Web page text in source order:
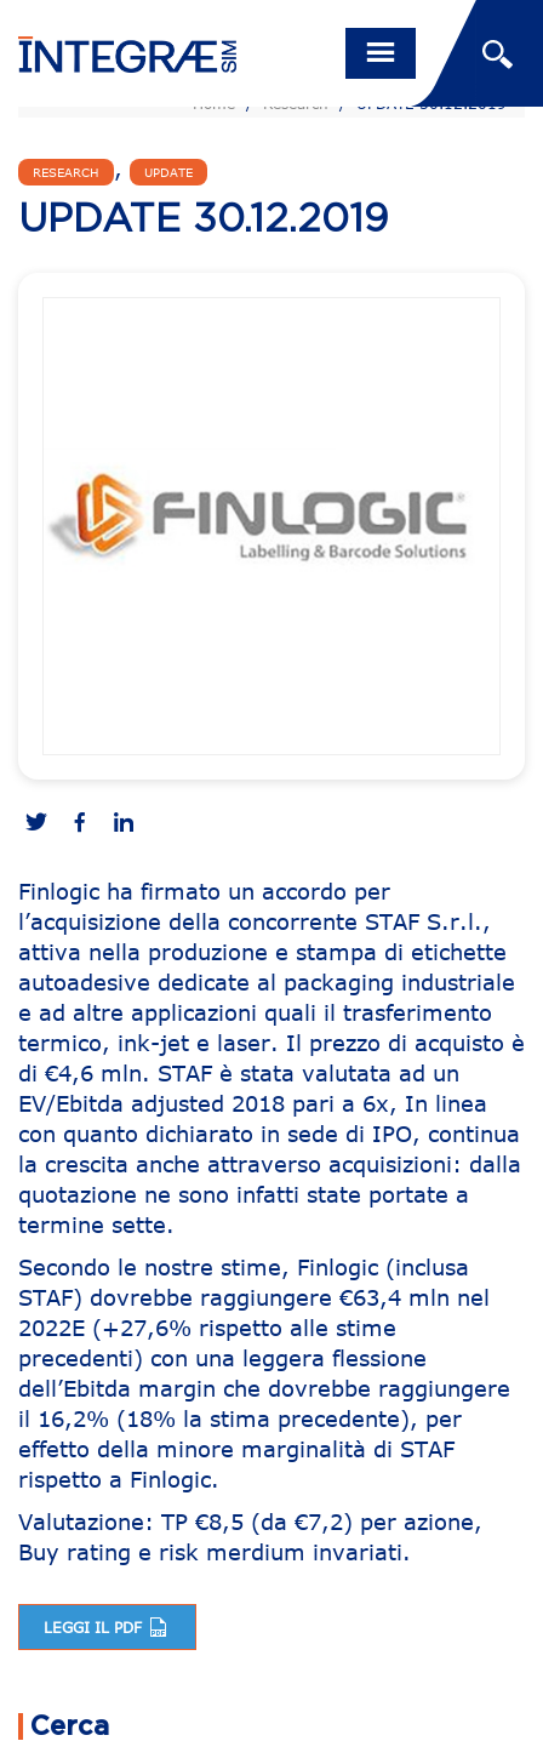
Home / Research / UPDATE 30.12.2019
RESEARCH , UPDATE
UPDATE 30.12.2019
Finlogic ha firmato un accordo per
l’acquisizione della concorrente STAF S.r.l.,
attiva nella produzione e stampa di etichette
autoadesive dedicate al packaging industriale
e ad altre applicazioni quali il trasferimento
termico, ink-jet e laser. Il prezzo di acquisto è
di €4,6 mln. STAF è stata valutata ad un
EV/Ebitda adjusted 2018 pari a 6x, In linea
con quanto dichiarato in sede di IPO, continua
la crescita anche attraverso acquisizioni: dalla
quotazione ne sono infatti state portate a
termine sette.
Secondo le nostre stime, Finlogic (inclusa
STAF) dovrebbe raggiungere €63,4 mln nel
2022E (+27,6% rispetto alle stime
precedenti) con una leggera flessione
dell’Ebitda margin che dovrebbe raggiungere
il 16,2% (18% la stima precedente), per
effetto della minore marginalità di STAF
rispetto a Finlogic.
Valutazione: TP €8,5 (da €7,2) per azione,
Buy rating e risk merdium invariati.
LEGGI IL PDF
Cerca